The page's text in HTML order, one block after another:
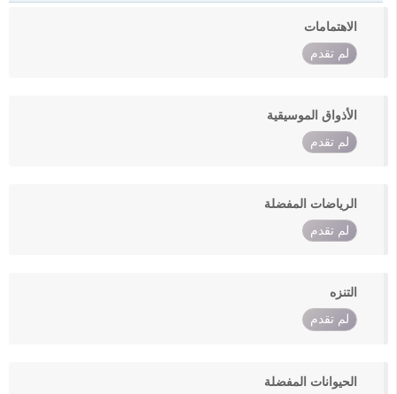
الاهتمامات
لم تقدم
الأذواق الموسيقية
لم تقدم
الرياضات المفضلة
لم تقدم
التنزه
لم تقدم
الحيوانات المفضلة